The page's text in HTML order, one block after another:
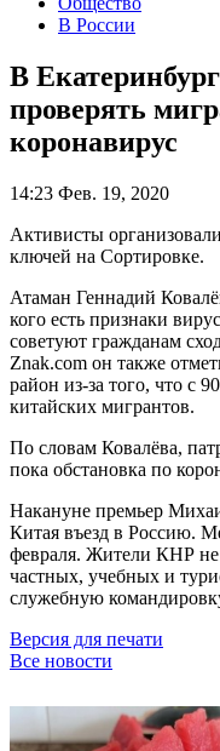
В России
В
проверять
коронавирус
14:23 Фев. 19, 2020
Активисты
ключей на Сортировке.
Атаман Геннадий
кого есть признаки
советуют гражданам
Znak.com он также
район из-за того, что с
китайских мигрантов.
По словам Ковалёва,
пока обстановка по
Накануне премьер
Китая въезд в Россию.
февраля. Жители КНР не
частных, учебных и
служебную
Версия для печати
Все новости